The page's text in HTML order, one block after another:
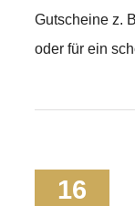
Gutscheine z.
oder für ein
16